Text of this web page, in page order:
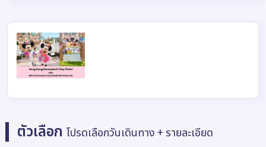
ตัวเลือกโปรดเลือกวันเดินทาง + รายละเอียด